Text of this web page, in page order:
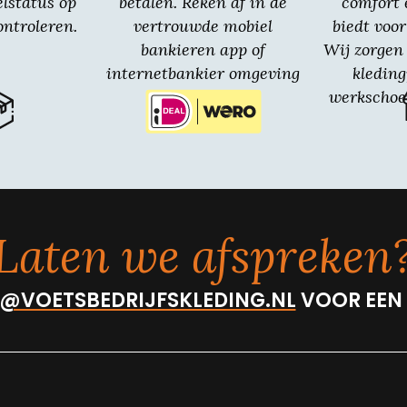
vertrouwde mobiel
bankieren app of
internetbankier omgeving
van jouw bank.
biedt
Wij
we
VOOR